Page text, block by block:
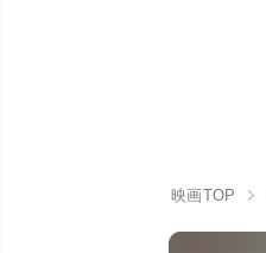
映画TOP